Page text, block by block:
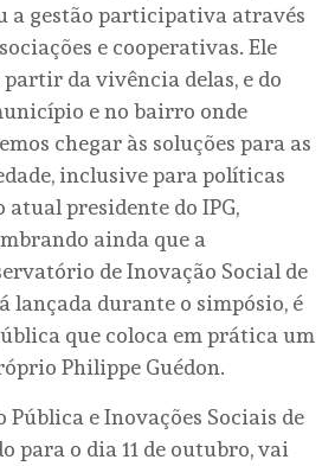
a gestão participativa através
e cooperativas. Ele
da vivência delas, e do
e no bairro onde
chegar às soluções para as
inclusive para políticas
atual presidente do IPG,
ainda que a
de Inovação Social de
lançada durante o simpósio, é
que coloca em prática um
Philippe Guédon.
Pública e Inovações Sociais de
para o dia 11 de outubro, vai